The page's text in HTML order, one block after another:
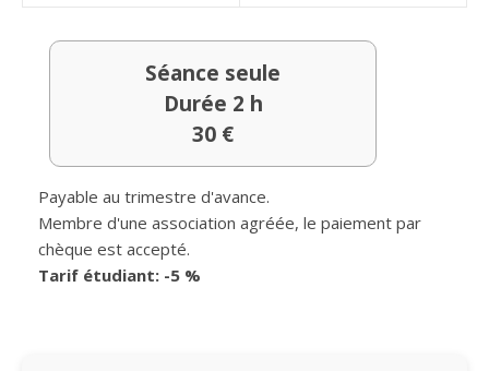
Séance seule
Durée 2 h
30 €
Payable au trimestre d'avance.
Membre d'une association agréée, le paiement par
chèque est accepté.
Tarif étudiant: -5 %